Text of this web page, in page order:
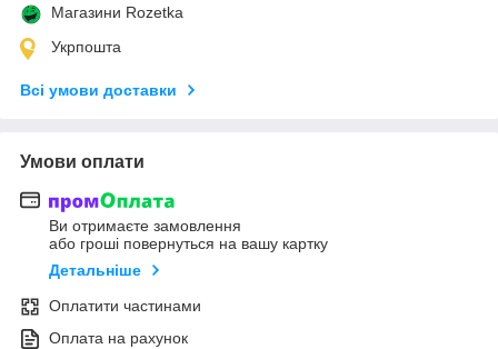
Магазини Rozetka
Укрпошта
Всі умови доставки
Умови оплати
Ви отримаєте замовлення
або гроші повернуться на вашу картку
Детальніше
Оплатити частинами
Оплата на рахунок